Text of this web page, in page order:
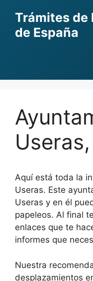
content
Trámites de
de España
Aquí está toda la
Useras. Este
Useras y en él
papeleos. Al final
enlaces que te
informes que
Nuestra
desplazamientos